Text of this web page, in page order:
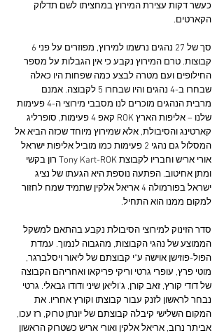
כעשר דקות עצירת המירוץ במחציתו לשם תדלוק
הקארטים.
קבוצות. טרם המירוץ נקבע כי אין הגבלות על מספר
החילופים ועם מטרה לבצע כמה שפחות היו כאלה
שבחרו ב-4 נהגים והיו שבחרו 5 לקבוצה. אמנם
מרבית הנהגים מוכרים לנו מסבבי מירוצי ה-4 פעימות
שלנו – אליפות הארץ ROK קאפ 4 פעימות, סופרליג
קארטינג והסיבולת, אלא שמירוץ מיוחד שכזה הביא אל
המסלול גם נהגי 2 פעימות כמו מוביל אליפות ישראל
אורי אריש וחבריו לקבוצת Tony Kart-ROK רון בקשי
ומתן אחיטוב. הפתעה נוספת היא הגעתו של נציג
ישראל בפורמולה 4 אריאל אלקין שתמיד שמח לחזור
למקום ממנו הוא התחיל.
סדר הזינוק למירוצי הסיבולת נקבע בהתאם למשקל
הממוצע של נהגי הקבוצות, מהגבוה לנמוך. עמדת
הפול-פוזישן אוישה ע"י קבוצתם של ליאור ויסלברגר,
מוטי פרץ, עופרי גרטי וריקי פריקאו ואחריהם הקבוצה
של דודי קורץ, זאב קורן, ג'וליאן שיני ודודו גבאלי. גרטי
נבחר לראשון לזנק עבור קבוצתו וקורץ אחריו. את
המקום השלישי קיבלה קבוצתם של יונתן טרוק, רז עכו,
אביתר נרוב, אריאל אלקין ואורי אריש כשטרוק הראשון